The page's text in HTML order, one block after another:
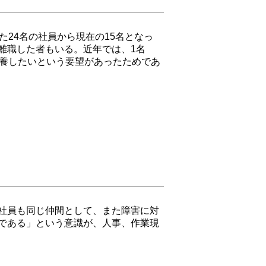
24名の社員から現在の15名となっ
職した者もいる。近年では、1名
したいという要望があったためであ
員も同じ仲間として、また障害に対
ある」という意識が、人事、作業現